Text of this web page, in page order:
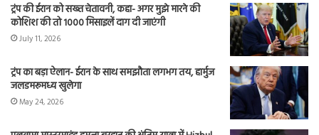
ट्रंप की ईरान को सख्त चेतावनी, कहा- अगर मुझे मारने की
कोशिश की तो 1000 मिसाइलें दाग दी जाएंगी
July 11, 2026
ट्रंप का बड़ा ऐलान- ईरान के साथ समझौता लगभग तय, हार्मुज
जलडमरूमध्य खुलेगा
May 24, 2026